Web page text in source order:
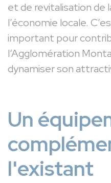
et de revitalisation de
l’économie locale.
important pour
l‘Agglomération
dynamiser son
Un
l'existant